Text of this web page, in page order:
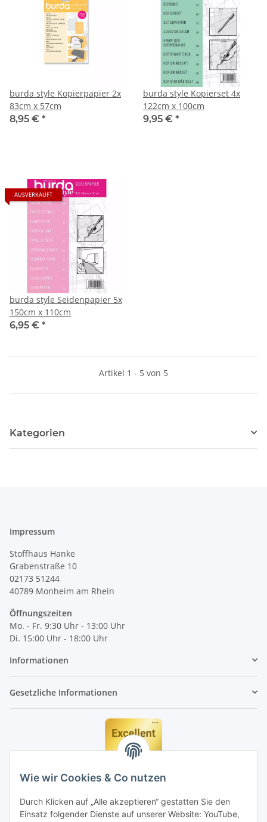
Wie wir Cookies & Co nutzen
Durch Klicken auf „Alle akzeptieren“ gestatten Sie den
Einsatz folgender Dienste auf unserer Website: YouTube,
burda style Kopierpapier 2x
83cm x 57cm
8,95 € *
burda style Kopierset 4x
122cm x 100cm
9,95 € *
AUSVERKAUFT
burda style Seidenpapier 5x
150cm x 110cm
6,95 € *
Artikel 1 - 5 von 5
Kategorien
Impressum
Stoffhaus Hanke
Grabenstraße 10
02173 51244
40789 Monheim am Rhein
Öffnungszeiten
Mo. - Fr. 9:30 Uhr - 13:00 Uhr
Di. 15:00 Uhr - 18:00 Uhr
Informationen
Gesetzliche Informationen